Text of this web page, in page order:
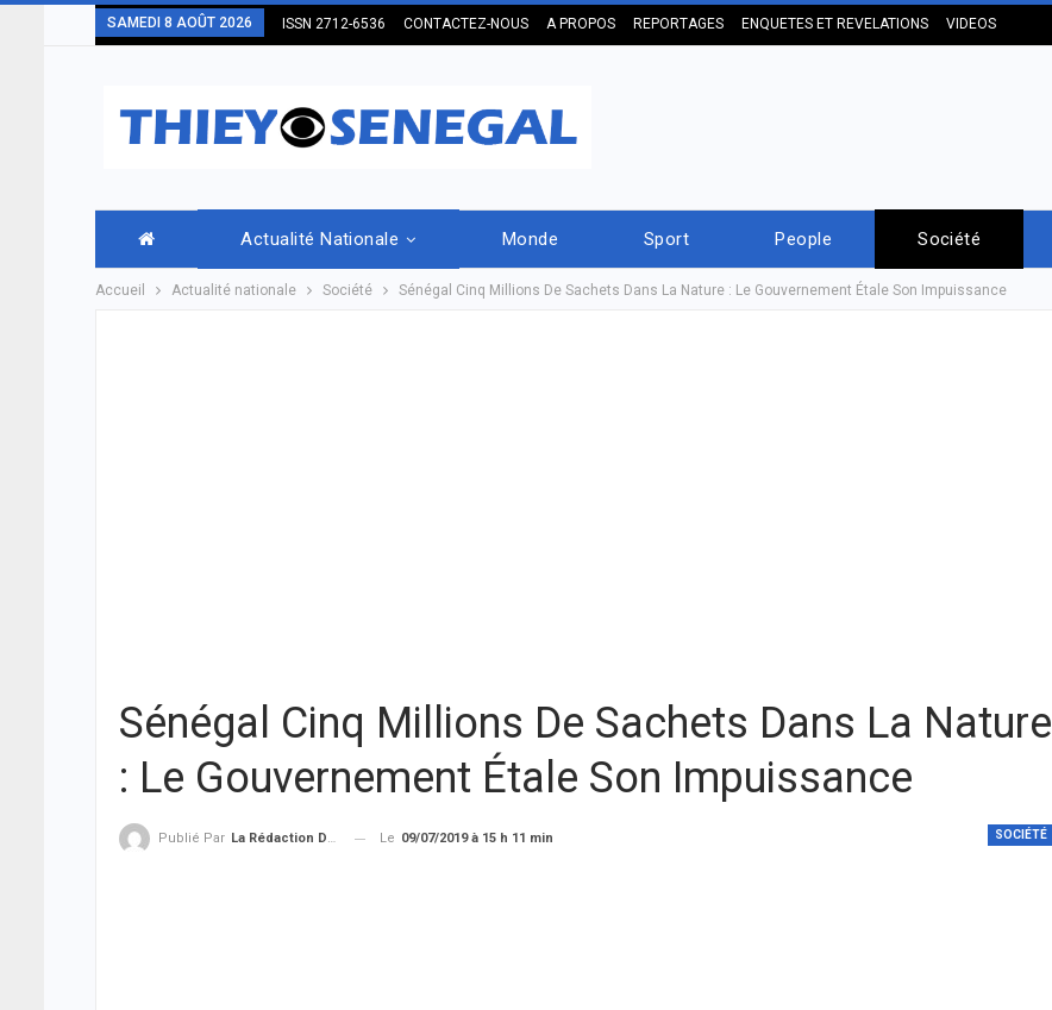
SAMEDI 8 AOÛT 2026 ISSN 2712-6536 CONTACTEZ-NOUS A PROPOS REPORTAGES ENQUETES ET REVELATIONS VIDEOS
Actualité Nationale Monde Sport People Société
Accueil Actualité nationale Société Sénégal Cinq Millions De Sachets Dans La Nature : Le Gouvernement Étale Son Impuissance
Sénégal Cinq Millions De Sachets Dans La Nature
: Le Gouvernement Étale Son Impuissance
SOCIÉTÉ
Publié Par La Rédaction De THIEYSENEGAL.com Le 09/07/2019 à 15 h 11 min